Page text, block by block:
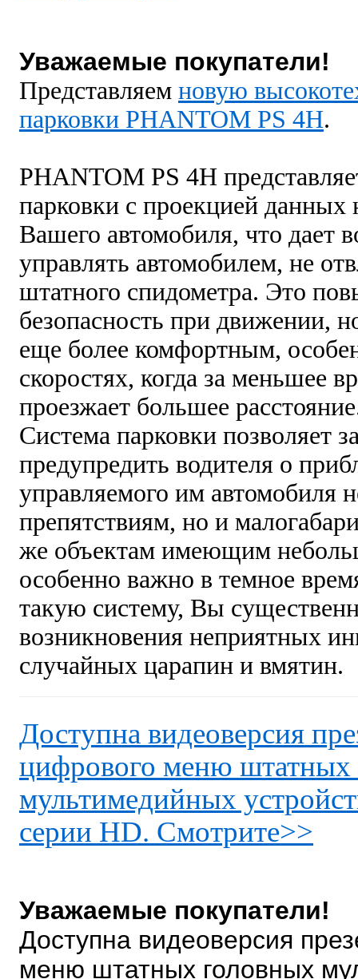
Уважаемые покупатели!
Представляем новую
парковки PHANTOM PS 4H.
PHANTOM PS 4H
парковки с проекцией данных
Вашего автомобиля, что дает
управлять автомобилем, не
штатного спидометра. Это
безопасность при движении,
еще более комфортным,
скоростях, когда за меньшее
проезжает большее
Система парковки позволяет
предупредить водителя о
управляемого им автомобиля
препятствиям, но и
же объектам имеющим
особенно важно в темное
такую систему, Вы
возникновения неприятных
случайных царапин и вмятин.
Доступна видеоверсия
цифрового меню штатных
мультимедийных
серии HD. Смотрите>>
Уважаемые покупатели!
Доступна видеоверсия
меню штатных головных